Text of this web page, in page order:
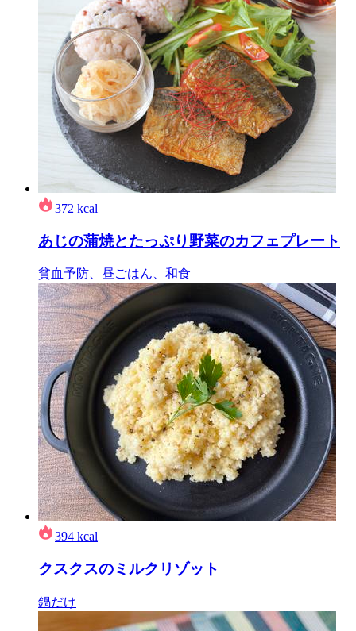
372 kcal
あじの蒲焼とたっぷり野菜のカフェプレート
貧血予防、昼ごはん、和食
394 kcal
クスクスのミルクリゾット
鍋だけ